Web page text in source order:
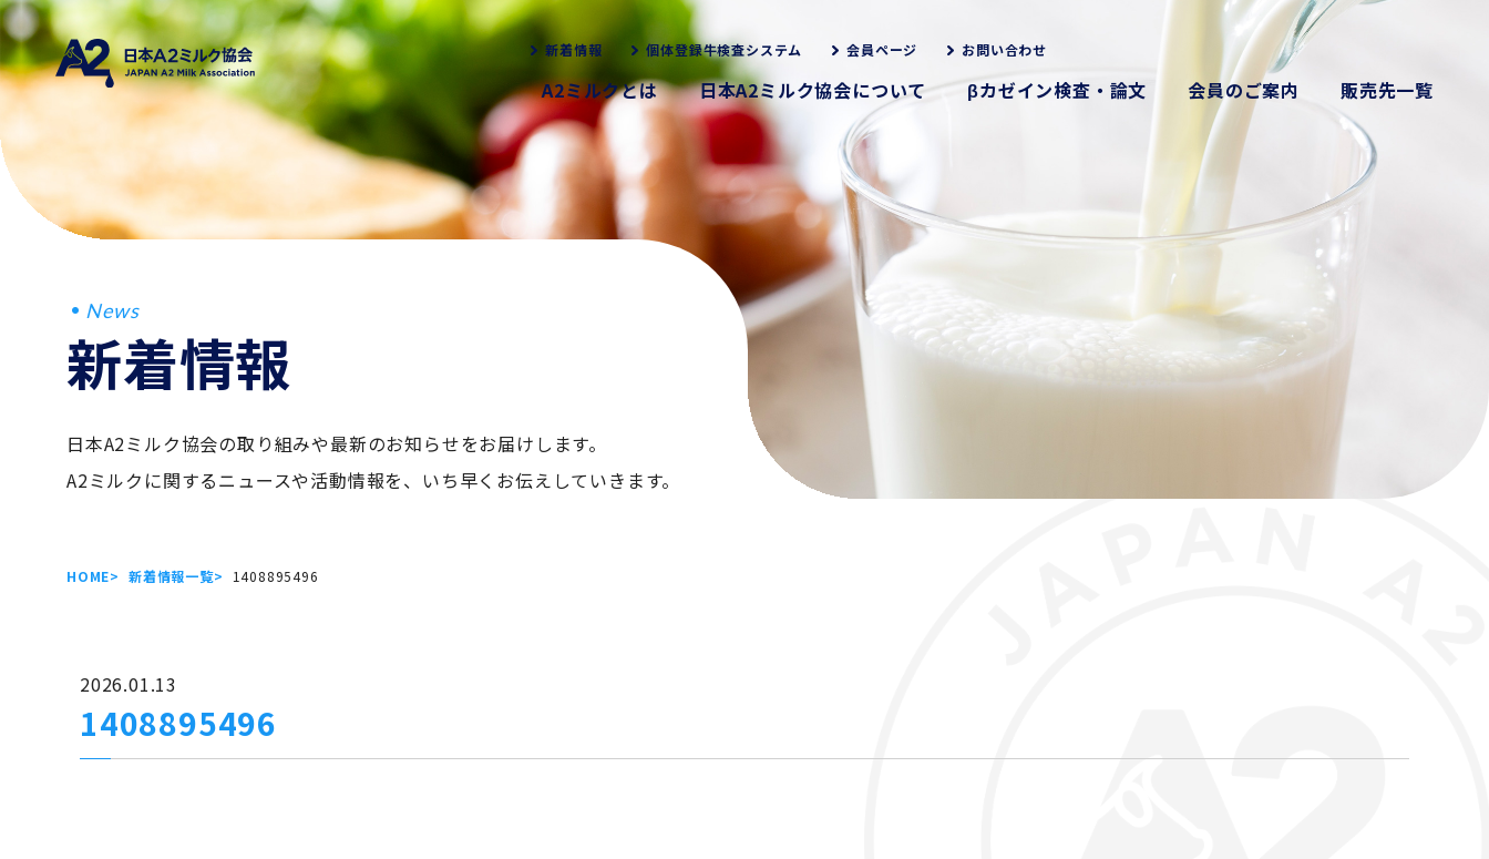
新着情報 個体登録牛検査システム 会員ページ お問い合わせ
A2ミルクとは 日本A2ミルク協会について βカゼイン検査・論文 会員のご案内 販売先一覧
News
新着情報
日本A2ミルク協会の取り組みや最新のお知らせをお届けします。
A2ミルクに関するニュースや活動情報を、いち早くお伝えしていきます。
HOME 新着情報一覧 1408895496
2026.01.13
1408895496